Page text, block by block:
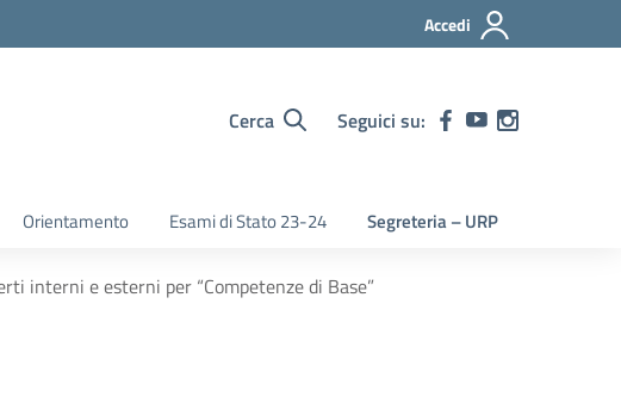
Accedi
Cerca Seguici su:
Orientamento Esami di Stato 23-24 Segreteria – URP
interni e esterni per “Competenze di Base”